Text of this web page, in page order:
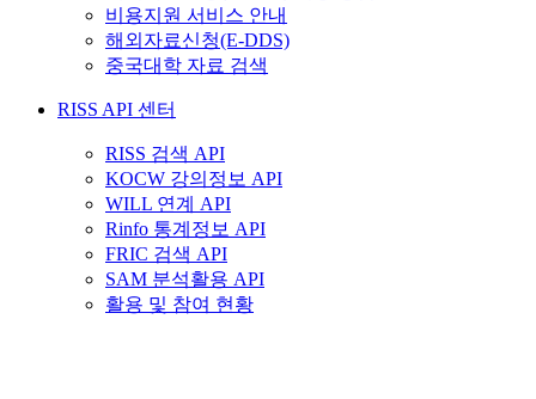
비용지원 서비스 안내
해외자료신청(E-DDS)
중국대학 자료 검색
RISS API 센터
RISS 검색 API
KOCW 강의정보 API
WILL 연계 API
Rinfo 통계정보 API
FRIC 검색 API
SAM 분석활용 API
활용 및 참여 현황